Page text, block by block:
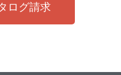
ログ請求